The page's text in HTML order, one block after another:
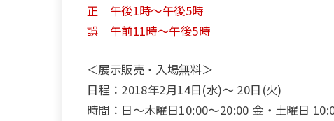
正 午後1時〜午後5時
誤 午前11時〜午後5時
＜展示販売・入場無料＞
日程：2018年2月14日(水)～ 20日(火)
時間：日～木曜日10:00～20:00 金・土曜日